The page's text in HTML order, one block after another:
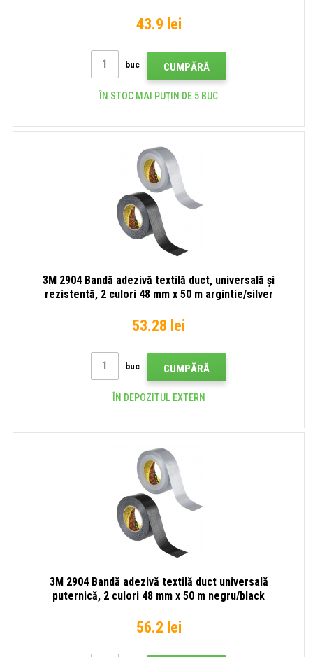
43.9 lei
buc CUMPĂRĂ
ÎN STOC MAI PUȚIN DE 5 BUC
3M 2904 Bandă adezivă textilă duct, universală și
rezistentă, 2 culori 48 mm x 50 m argintie/silver
53.28 lei
buc CUMPĂRĂ
ÎN DEPOZITUL EXTERN
3M 2904 Bandă adezivă textilă duct universală
puternică, 2 culori 48 mm x 50 m negru/black
56.2 lei